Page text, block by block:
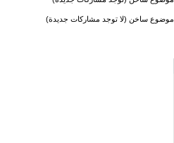
موضوع ساخن (لا توجد مشاركات جديدة)